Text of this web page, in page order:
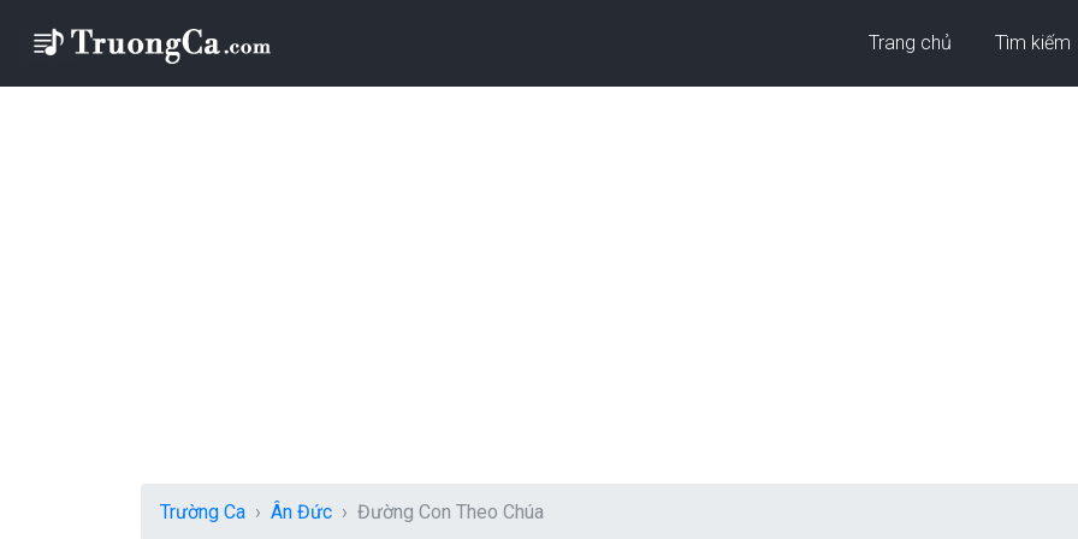
Trang chủ Tìm kiếm
Trường Ca Ân Đức Đường Con Theo Chúa